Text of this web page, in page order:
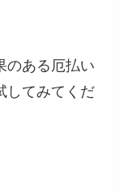
のある厄払い
してみてくだ